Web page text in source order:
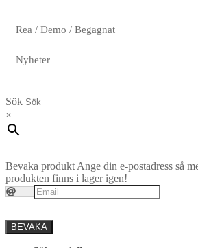
Rea / Demo / Begagnat
Nyheter
Sök
×
Bevaka produkt Ange din e-postadress så
produkten finns i lager igen!
BEVAKA